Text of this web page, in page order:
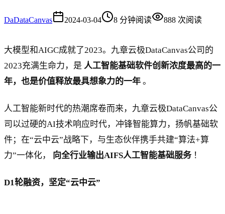
DaDataCanvas 2024-03-04 8 分钟阅读 888 次阅读
大模型和AIGC成就了2023。九章云极DataCanvas公司的
2023充满生命力，是 人工智能基础软件创新浓度最高的一
年，也是价值释放最具想象力的一年 。
人工智能新时代的热潮席卷而来，九章云极DataCanvas公
司以过硬的AI技术响应时代，冲锋智能算力，扬帆基础软
件；在“云中云”战略下，与生态伙伴携手共建“算法+算
力”一体化， 向全行业输出AIFS人工智能基础服务！
D1轮融资，坚定“云中云”